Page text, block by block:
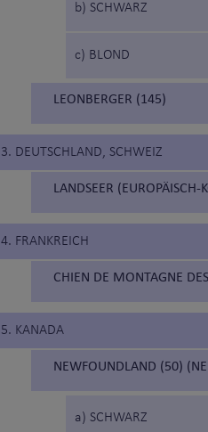
b) SCHWARZ
c) BLOND
LEONBERGER (145)
3. DEUTSCHLAND, SCHWEIZ
LANDSEER
4. FRANKREICH
CHIEN DE MONTAGNE
5. KANADA
NEWFOUNDLAND (50)
a) SCHWARZ